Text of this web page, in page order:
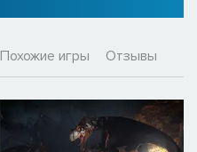
Похожие игры Отзывы